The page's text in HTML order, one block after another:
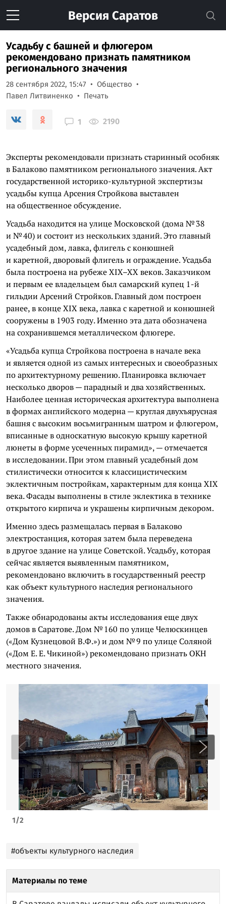
Версия Саратов
Усадьбу с башней и флюгером
рекомендовано признать памятником
регионального значения
28 сентября 2022, 15:47
Общество
Павел Литвиненко
Печать
1 2190
Эксперты рекомендовали признать старинный особняк
в Балаково памятником регионального значения. Акт
государственной историко-культурной экспертизы
усадьбы купца Арсения Стройкова выставлен
на общественное обсуждение.
Усадьба находится на улице Московской (дома № 38
и № 40) и состоит из нескольких зданий. Это главный
усадебный дом, лавка, флигель с конюшней
и каретной, дворовый флигель и ограждение. Усадьба
была построена на рубеже XIX–XX веков. Заказчиком
и первым ее владельцем был самарский купец 1-й
гильдии Арсений Стройков. Главный дом построен
ранее, в конце XIX века, лавка с каретной и конюшней
сооружены в 1903 году. Именно эта дата обозначена
на сохранившемся металлическом флюгере.
«Усадьба купца Стройкова построена в начале века
и является одной из самых интересных и своеобразных
по архитектурному решению. Планировка включает
несколько дворов — парадный и два хозяйственных.
Наиболее ценная историческая архитектура выполнена
в формах английского модерна — круглая двухъярусная
башня с высоким восьмигранным шатром и флюгером,
вписанные в односкатную высокую крышу каретной
люнеты в форме усеченных пирамид», — отмечается
в исследовании. При этом главный усадебный дом
стилистически относится к классицистическим
эклектичным постройкам, характерным для конца XIX
века. Фасады выполнены в стиле эклектика в технике
открытого кирпича и украшены кирпичным декором.
Именно здесь размещалась первая в Балаково
электростанция, которая затем была переведена
в другое здание на улице Советской. Усадьбу, которая
сейчас является выявленным памятником,
рекомендовано включить в государственный реестр
как объект культурного наследия регионального
значения.
Также обнародованы акты исследования еще двух
домов в Саратове. Дом № 160 по улице Челюскинцев
(«Дом Кузнецовой В.Ф.») и дом № 9 по улице Соляной
(«Дом Е. Е. Чикиной») рекомендовано признать ОКН
местного значения.
1/2
#объекты культурного наследия
Материалы по теме